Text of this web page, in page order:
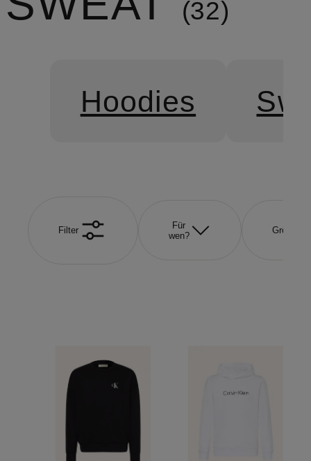
32
Hoodies
Filter
Für
wen?
Größe